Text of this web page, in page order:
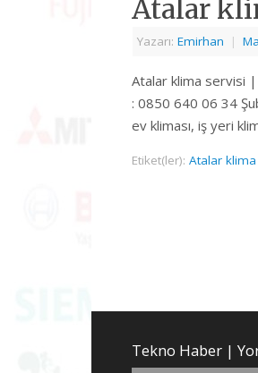
Atalar
Yazarı: Emirhan |
Atalar klima servisi
: 0850 640 06 34
ev kliması, iş yeri
Etiket(ler): Atalar klima
Tekno Haber |